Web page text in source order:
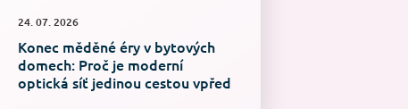
24. 07. 2026
Konec měděné éry v bytových
domech: Proč je moderní
optická síť jedinou cestou vpřed